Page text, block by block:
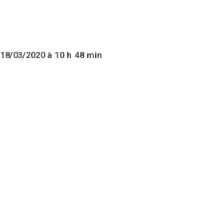
18/03/2020 à 10 h 48 min